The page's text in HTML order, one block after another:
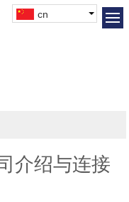
cn
介绍与连接